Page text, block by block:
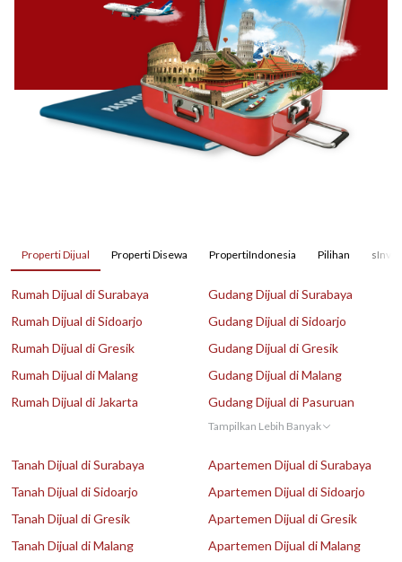
Properti Dijual Properti Disewa PropertiIndonesia Pilihan
Rumah Dijual di Surabaya
Rumah Dijual di Sidoarjo
Rumah Dijual di Gresik
Rumah Dijual di Malang
Rumah Dijual di Jakarta
Gudang Dijual di Surabaya
Gudang Dijual di Sidoarjo
Gudang Dijual di Gresik
Gudang Dijual di Malang
Gudang Dijual di Pasuruan
Tampilkan Lebih Banyak
Tanah Dijual di Surabaya
Tanah Dijual di Sidoarjo
Tanah Dijual di Gresik
Tanah Dijual di Malang
Apartemen Dijual di Surabaya
Apartemen Dijual di Sidoarjo
Apartemen Dijual di Gresik
Apartemen Dijual di Malang